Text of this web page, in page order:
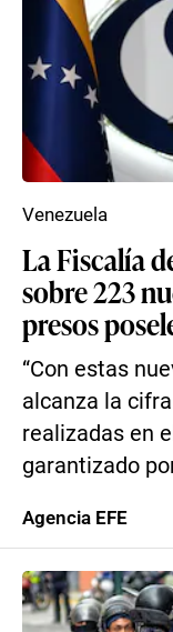
La Fiscalía
sobre 223
presos
“Con estas
alcanza la
realizadas en
garantizado
Venezuela
Agencia EFE